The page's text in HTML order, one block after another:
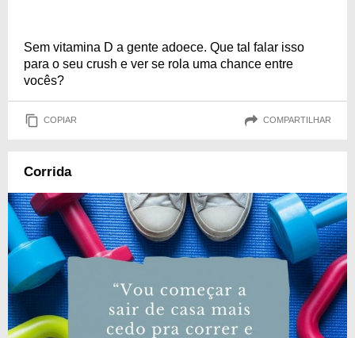
Sem vitamina D a gente adoece. Que tal falar isso
para o seu crush e ver se rola uma chance entre
vocês?
COPIAR COMPARTILHAR
Corrida